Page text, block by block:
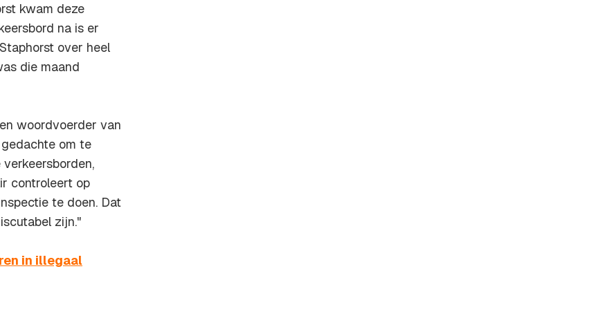
kwam deze
na is er
over heel
die maand
woordvoerder van
om te
controleert op
te doen. Dat
zijn."
in illegaal